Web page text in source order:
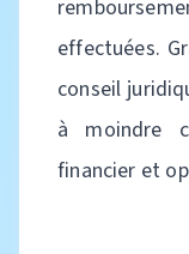
effectuées.
conseil
à moindre
financier et